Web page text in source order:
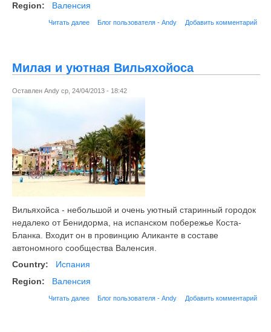
Region:
Валенсия
Читать далее Блог пользователя - Andy Добавить комментарий
Милая и уютная Вильяхойоса
Оставлен Andy ср, 24/04/2013 - 18:42
Вильяхойса - небольшой и очень уютный старинный городок
недалеко от Бенидорма, на испанском побережье Коста-
Бланка. Входит он в провинцию Аликанте в составе
автономного сообщества Валенсия.
Country:
Испания
Region:
Валенсия
Читать далее Блог пользователя - Andy Добавить комментарий